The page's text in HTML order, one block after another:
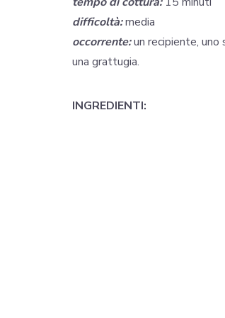
difficoltà:media
occorrente:un recipiente, uno
una grattugia.
INGREDIENTI: